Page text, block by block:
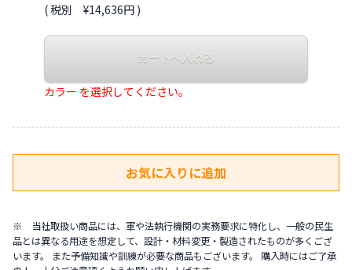
( 税別 ¥14,636円 )
カラー を選択してください。
※ 当社取扱い商品には、軍や法執行機関の実務要求に特化し、一般の民生
品とは異なる用途を想定して、設計・材料変更・製造されたものが多くござ
います。 また予備知識や訓練が必要な商品もございます。 購入時にはご了承